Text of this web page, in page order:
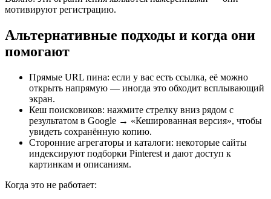
мотивируют регистрацию.
Альтернативные подходы и когда они
помогают
Прямые URL пина: если у вас есть ссылка, её можно
открыть напрямую — иногда это обходит всплывающий
экран.
Кеш поисковиков: нажмите стрелку вниз рядом с
результатом в Google → «Кешированная версия», чтобы
увидеть сохранённую копию.
Сторонние агрегаторы и каталоги: некоторые сайты
индексируют подборки Pinterest и дают доступ к
картинкам и описаниям.
Когда это не работает: